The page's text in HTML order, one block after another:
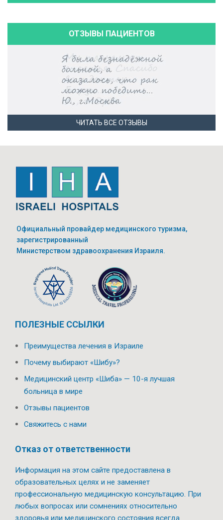
ОТЗЫВЫ ПАЦИЕНТОВ
ЧИТАТЬ ВСЕ ОТЗЫВЫ
Официальный провайдер медицинского туризма,
зарегистрированный
Министерством здравоохранения Израиля.
ПОЛЕЗНЫЕ ССЫЛКИ
Преимущества лечения в Израиле
Почему выбирают «Шибу»?
Медицинский центр «Шиба» — 10-я лучшая
больница в мире
Отзывы пациентов
Свяжитесь с нами
Отказ от ответственности
Информация на этом сайте предоставлена в
образовательных целях и не заменяет
профессиональную медицинскую консультацию. При
любых вопросах или сомнениях относительно
здоровья или медицинского состояния всегда